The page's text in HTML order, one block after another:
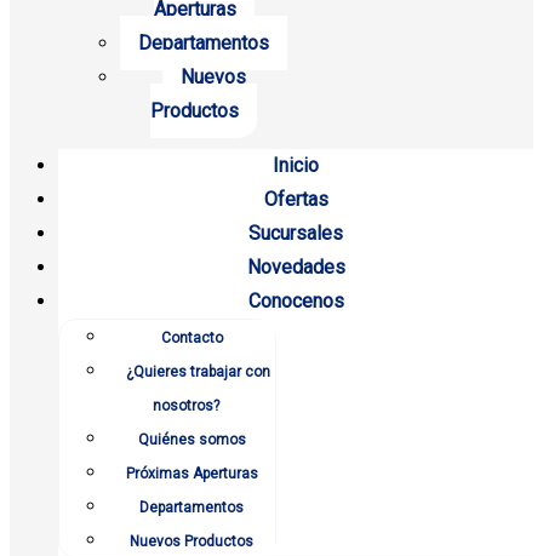
Aperturas
Departamentos
Nuevos
Productos
Inicio
Ofertas
Sucursales
Novedades
Conocenos
Contacto
¿Quieres trabajar con
nosotros?
Quiénes somos
Próximas Aperturas
Departamentos
Nuevos Productos